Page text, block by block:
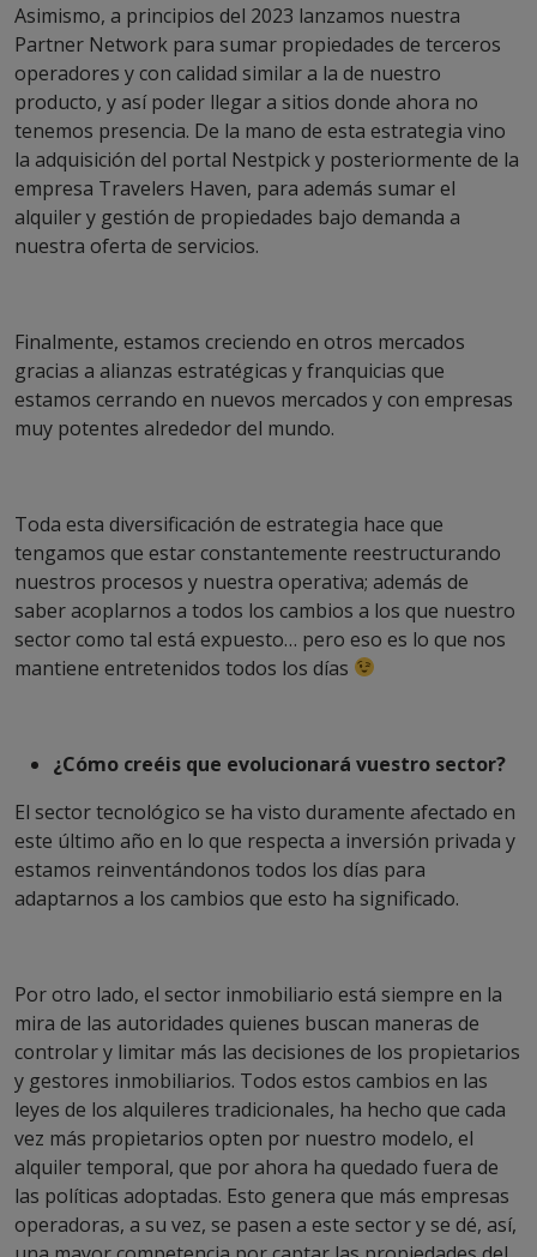
Asimismo, a principios del 2023 lanzamos nuestra
Partner Network para sumar propiedades de terceros
operadores y con calidad similar a la de nuestro
producto, y así poder llegar a sitios donde ahora no
tenemos presencia. De la mano de esta estrategia vino
la adquisición del portal Nestpick y posteriormente de la
empresa Travelers Haven, para además sumar el
alquiler y gestión de propiedades bajo demanda a
nuestra oferta de servicios.
Finalmente, estamos creciendo en otros mercados
gracias a alianzas estratégicas y franquicias que
estamos cerrando en nuevos mercados y con empresas
muy potentes alrededor del mundo.
Toda esta diversificación de estrategia hace que
tengamos que estar constantemente reestructurando
nuestros procesos y nuestra operativa; además de
saber acoplarnos a todos los cambios a los que nuestro
sector como tal está expuesto… pero eso es lo que nos
mantiene entretenidos todos los días
¿Cómo creéis que evolucionará vuestro sector?
El sector tecnológico se ha visto duramente afectado en
este último año en lo que respecta a inversión privada y
estamos reinventándonos todos los días para
adaptarnos a los cambios que esto ha significado.
Por otro lado, el sector inmobiliario está siempre en la
mira de las autoridades quienes buscan maneras de
controlar y limitar más las decisiones de los propietarios
y gestores inmobiliarios. Todos estos cambios en las
leyes de los alquileres tradicionales, ha hecho que cada
vez más propietarios opten por nuestro modelo, el
alquiler temporal, que por ahora ha quedado fuera de
las políticas adoptadas. Esto genera que más empresas
operadoras, a su vez, se pasen a este sector y se dé, así,